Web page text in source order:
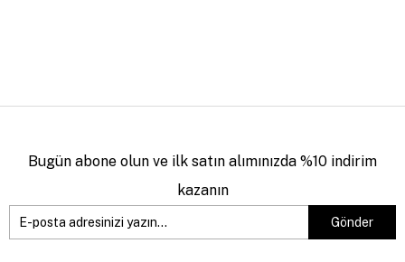
Bugün abone olun ve ilk satın alımınızda %10 indirim
kazanın
Gönder